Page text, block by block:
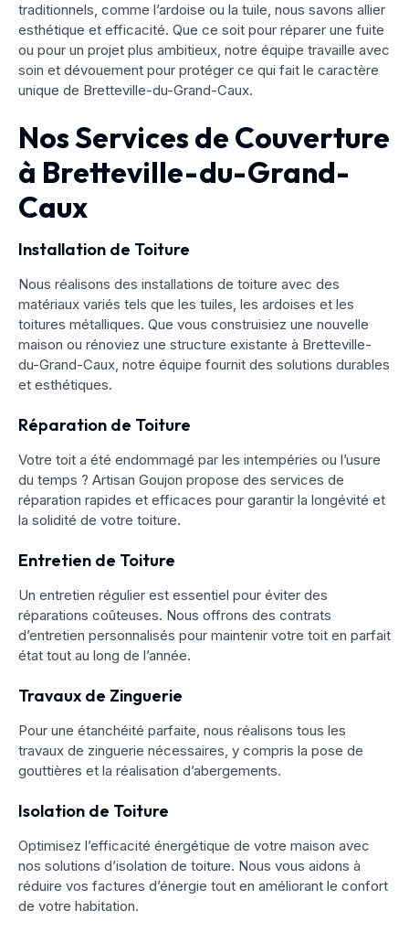
traditionnels, comme l’ardoise ou la tuile, nous savons allier
esthétique et efficacité. Que ce soit pour réparer une fuite
ou pour un projet plus ambitieux, notre équipe travaille avec
soin et dévouement pour protéger ce qui fait le caractère
unique de Bretteville-du-Grand-Caux.
Nos Services de Couverture
à Bretteville-du-Grand-
Caux
Installation de Toiture
Nous réalisons des installations de toiture avec des
matériaux variés tels que les tuiles, les ardoises et les
toitures métalliques. Que vous construisiez une nouvelle
maison ou rénoviez une structure existante à Bretteville-
du-Grand-Caux, notre équipe fournit des solutions durables
et esthétiques.
Réparation de Toiture
Votre toit a été endommagé par les intempéries ou l’usure
du temps ? Artisan Goujon propose des services de
réparation rapides et efficaces pour garantir la longévité et
la solidité de votre toiture.
Entretien de Toiture
Un entretien régulier est essentiel pour éviter des
réparations coûteuses. Nous offrons des contrats
d’entretien personnalisés pour maintenir votre toit en parfait
état tout au long de l’année.
Travaux de Zinguerie
Pour une étanchéité parfaite, nous réalisons tous les
travaux de zinguerie nécessaires, y compris la pose de
gouttières et la réalisation d’abergements.
Isolation de Toiture
Optimisez l’efficacité énergétique de votre maison avec
nos solutions d’isolation de toiture. Nous vous aidons à
réduire vos factures d’énergie tout en améliorant le confort
de votre habitation.